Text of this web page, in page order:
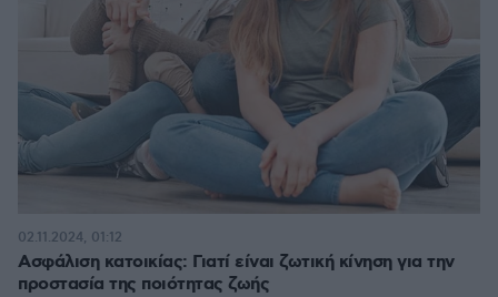
Aσφάλιση κατοικίας: Γιατί είναι ζωτική κίνηση για την
προστασία της ποιότητας ζωής
02.11.2024, 01:12